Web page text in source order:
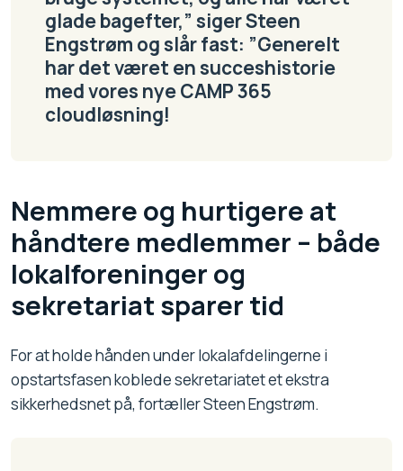
glade bagefter,” siger Steen
Engstrøm og slår fast: ”Generelt
har det været en succeshistorie
med vores nye CAMP 365
cloudløsning!
Nemmere og hurtigere at
håndtere medlemmer – både
lokalforeninger og
sekretariat sparer tid
For at holde hånden under lokalafdelingerne i
opstartsfasen koblede sekretariatet et ekstra
sikkerhedsnet på, fortæller Steen Engstrøm.